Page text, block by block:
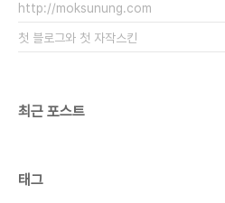
http://moksunung.com
첫 블로그와 첫 자작스킨
최근 포스트
태그